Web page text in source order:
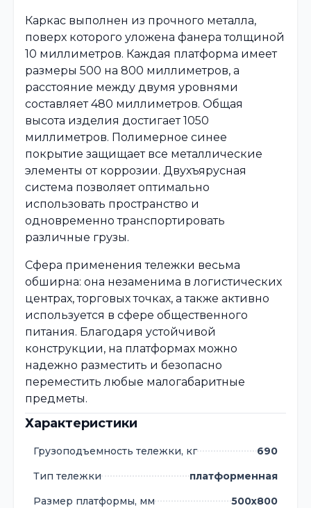
Каркас выполнен из прочного металла,
поверх которого уложена фанера толщиной
10 миллиметров. Каждая платформа имеет
размеры 500 на 800 миллиметров, а
расстояние между двумя уровнями
составляет 480 миллиметров. Общая
высота изделия достигает 1050
миллиметров. Полимерное синее
покрытие защищает все металлические
элементы от коррозии. Двухъярусная
система позволяет оптимально
использовать пространство и
одновременно транспортировать
различные грузы.
Сфера применения тележки весьма
обширна: она незаменима в логистических
центрах, торговых точках, а также активно
используется в сфере общественного
питания. Благодаря устойчивой
конструкции, на платформах можно
надежно разместить и безопасно
переместить любые малогабаритные
предметы.
Характеристики
Грузоподъемность тележки, кг
690
Тип тележки
платформенная
Размер платформы, мм
500х800